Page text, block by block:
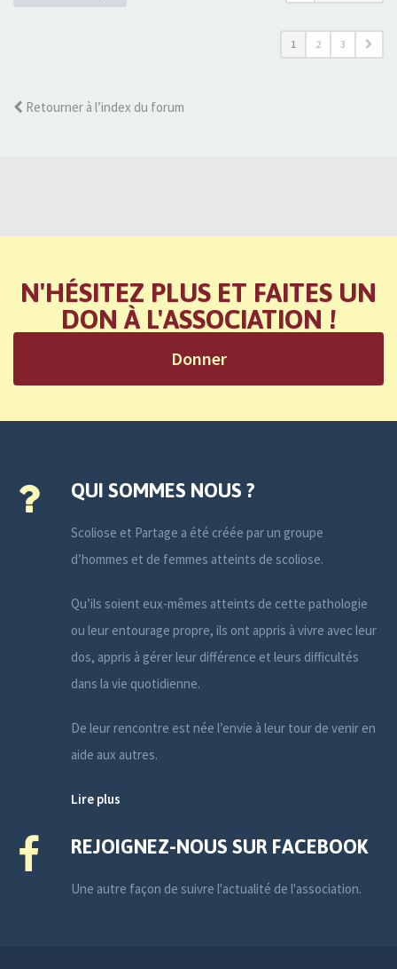
1 2 3
Retourner à l’index du forum
N'HÉSITEZ PLUS ET FAITES UN
DON À L'ASSOCIATION !
Donner
QUI SOMMES NOUS ?
Scoliose et Partage a été créée par un groupe
d’hommes et de femmes atteints de scoliose.
Qu’ils soient eux-mêmes atteints de cette pathologie
ou leur entourage propre, ils ont appris à vivre avec leur
dos, appris à gérer leur différence et leurs difficultés
dans la vie quotidienne.
De leur rencontre est née l’envie à leur tour de venir en
aide aux autres.
Lire plus
REJOIGNEZ-NOUS SUR FACEBOOK
Une autre façon de suivre l'actualité de l'association.